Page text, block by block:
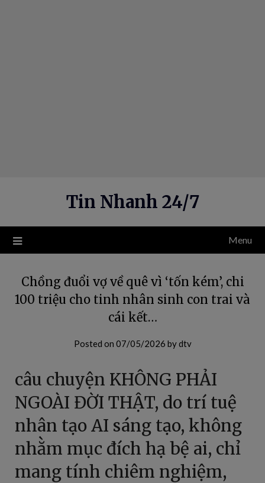
Tin Nhanh 24/7
Menu
Chồng đuổi vợ về quê vì ‘tốn kém’, chi
100 triệu cho tinh nhân sinh con trai và
cái kết…
Posted on 07/05/2026 bydtv
câu chuyện KHÔNG PHẢI
NGOÀI ĐỜI THẬT, do trí tuệ
nhân tạo AI sáng tạo, không
nhằm mục đích hạ bệ ai, chỉ
mang tính chiêm nghiệm,